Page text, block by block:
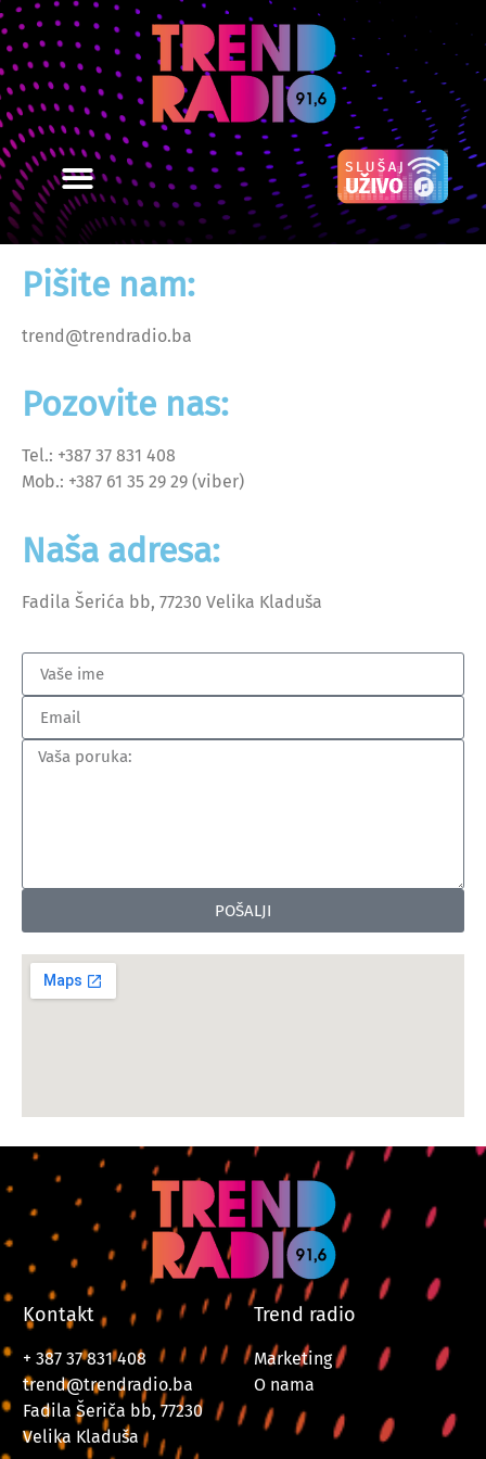
Pišite nam:
trend@trendradio.ba
Pozovite nas:
Tel.: +387 37 831 408
Mob.: +387 61 35 29 29 (viber)
Naša adresa:
Fadila Šerića bb, 77230 Velika Kladuša
POŠALJI
Kontakt
+ 387 37 831 408
trend@trendradio.ba
Fadila Šeriča bb, 77230
Velika Kladuša
Trend radio
Marketing
O nama